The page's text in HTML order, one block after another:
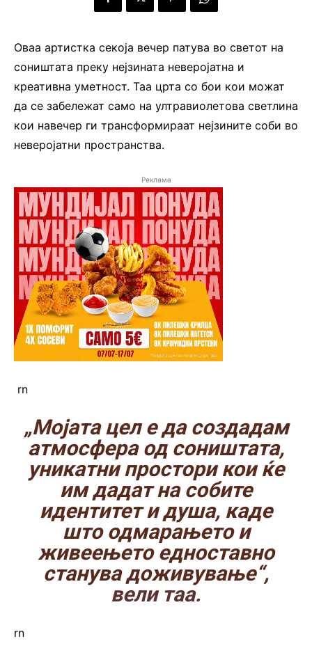
Оваа артистка секоја вечер патува во светот на
соништата преку нејзината неверојатна и
креативна уметност. Таа црта со бои кои можат
да се забележат само на ултравиолетова светлина
кои навечер ги трансформираат нејзините соби во
неверојатни пространства.
Реклама
rn
„Мојата цел е да создадам
атмосфера од соништата,
уникатни простори кои ќе
им дадат на собите
идентитет и душа, каде
што одмарањето и
живеењето едноставно
станува доживување“,
вели таа.
rn